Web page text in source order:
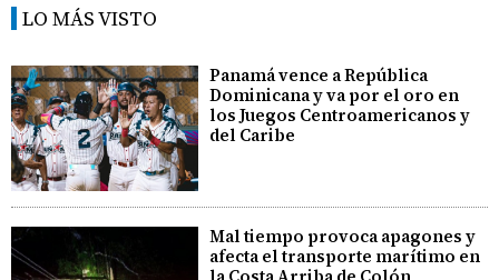
LO MÁS VISTO
Panamá vence a República
Dominicana y va por el oro en
los Juegos Centroamericanos y
del Caribe
Mal tiempo provoca apagones y
afecta el transporte marítimo en